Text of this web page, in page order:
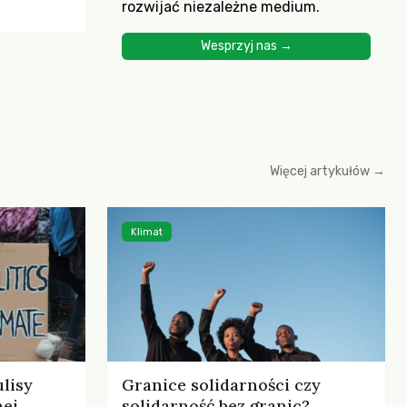
rozwijać niezależne medium.
Wesprzyj nas →
Więcej artykułów →
Granice solidarności czy
Klimat